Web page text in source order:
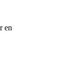
en